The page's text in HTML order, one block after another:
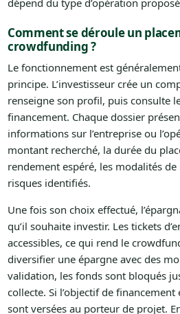
dépend du type d’opération
Comment se déroule un
crowdfunding ?
Le fonctionnement est
principe. L’investisseur crée un
renseigne son profil, puis consulte
financement. Chaque dossier
informations sur l’entreprise ou
montant recherché, la durée du
rendement espéré, les modalités
risques identifiés.
Une fois son choix effectué,
qu’il souhaite investir. Les tickets
accessibles, ce qui rend le
diversifier une épargne avec des
validation, les fonds sont bloqués
collecte. Si l’objectif de
sont versées au porteur de projet.